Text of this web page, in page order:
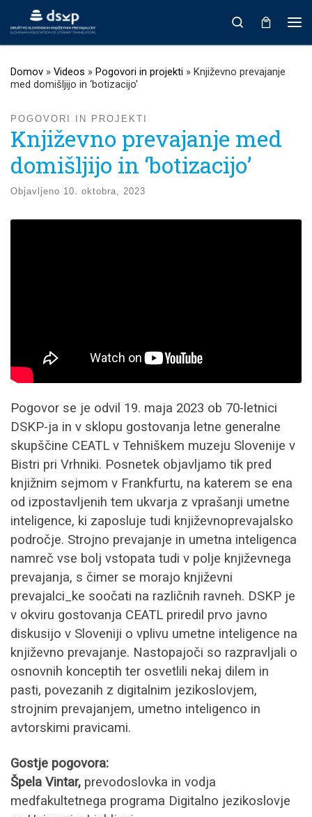
Prikaži vso vsebino
Search
Domov » Videos » Pogovori in projekti » Književno prevajanje
med domišljijo in ‘botizacijo’
POGOVORI IN PROJEKTI
Književno prevajanje med
domišljijo in ‘botizacijo’
Objavljeno 10. oktobra, 2023
Pogovor se je odvil 19. maja 2023 ob 70-letnici
DSKP-ja in v sklopu gostovanja letne generalne
skupščine CEATL v Tehniškem muzeju Slovenije v
Bistri pri Vrhniki. Posnetek objavljamo tik pred
knjižnim sejmom v Frankfurtu, na katerem se ena
od izpostavljenih tem ukvarja z vprašanji umetne
inteligence, ki zaposluje tudi književnoprevajalsko
področje. Strojno prevajanje in umetna inteligenca
namreč vse bolj vstopata tudi v polje književnega
prevajanja, s čimer se morajo književni
prevajalci_ke soočati na različnih ravneh. DSKP je
v okviru gostovanja CEATL priredil prvo javno
diskusijo v Sloveniji o vplivu umetne inteligence na
književno prevajanje. Nastopajoči so razpravljali o
osnovnih konceptih ter osvetlili nekaj dilem in
pasti, povezanih z digitalnim jezikoslovjem,
strojnim prevajanjem, umetno inteligenco in
avtorskimi pravicami.
Gostje pogovora:
Špela Vintar, prevodoslovka in vodja
medfakultetnega programa Digitalno jezikoslovje